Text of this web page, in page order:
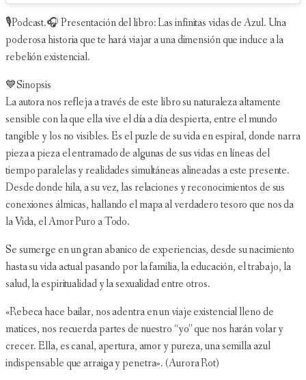
🎙Podcast.🎧 Presentación del libro: Las infinitas vidas de Azul. Una
poderosa historia que te hará viajar a una dimensión que induce a la
rebelión existencial.
💙Sinopsis
La autora nos refleja a través de este libro su naturaleza altamente
sensible con la que ella vive el día a día despierta, entre el mundo
tangible y los no visibles. Es el puzle de su vida en espiral, donde narra
pieza a pieza el entramado de algunas de sus vidas en líneas del
tiempo paralelas y realidades simultáneas alineadas a este presente.
Desde donde hila, a su vez, las relaciones y reconocimientos de sus
conexiones álmicas, hallando el mapa al verdadero tesoro que nos da
la Vida, el Amor Puro a Todo.
Se sumerge en un gran abanico de experiencias, desde su nacimiento
hasta su vida actual pasando por la familia, la educación, el trabajo, la
salud, la espiritualidad y la sexualidad entre otros.
«Rebeca hace bailar, nos adentra en un viaje existencial lleno de
matices, nos recuerda partes de nuestro “yo” que nos harán volar y
crecer. Ella, es canal, apertura, amor y pureza, una semilla azul
indispensable que arraiga y penetra». (Aurora Rot)